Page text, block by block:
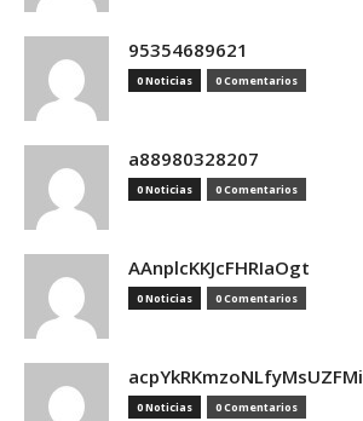
95354689621
0 Noticias 0 Comentarios
a88980328207
0 Noticias 0 Comentarios
AAnplcKKJcFHRIaOgt
0 Noticias 0 Comentarios
acpYkRKmzoNLfyMsUZFMi
0 Noticias 0 Comentarios